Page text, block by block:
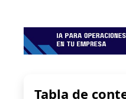
Tabla de